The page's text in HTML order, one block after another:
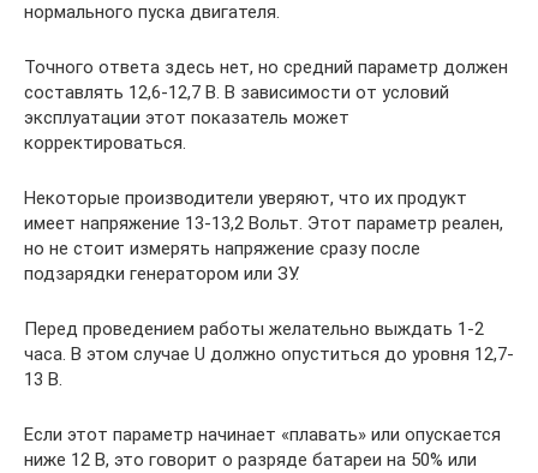
нормального пуска двигателя.
Точного ответа здесь нет, но средний параметр должен
составлять 12,6-12,7 В. В зависимости от условий
эксплуатации этот показатель может
корректироваться.
Некоторые производители уверяют, что их продукт
имеет напряжение 13-13,2 Вольт. Этот параметр реален,
но не стоит измерять напряжение сразу после
подзарядки генератором или ЗУ.
Перед проведением работы желательно выждать 1-2
часа. В этом случае U должно опуститься до уровня 12,7-
13 В.
Если этот параметр начинает «плавать» или опускается
ниже 12 В, это говорит о разряде батареи на 50% или